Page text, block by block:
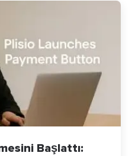
Başlattı: